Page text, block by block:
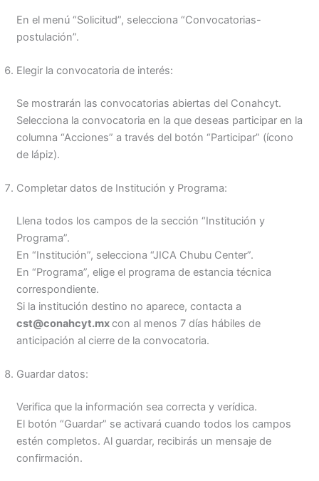
En el menú “Solicitud”, selecciona “Convocatorias-
postulación”.
Elegir la convocatoria de interés:
Se mostrarán las convocatorias abiertas del Conahcyt.
Selecciona la convocatoria en la que deseas participar en la
columna “Acciones” a través del botón “Participar” (ícono
de lápiz).
Completar datos de Institución y Programa:
Llena todos los campos de la sección “Institución y
Programa”.
En “Institución”, selecciona “JICA Chubu Center”.
En “Programa”, elige el programa de estancia técnica
correspondiente.
Si la institución destino no aparece, contacta a
cst@conahcyt.mxcon al menos 7 días hábiles de
anticipación al cierre de la convocatoria.
Guardar datos:
Verifica que la información sea correcta y verídica.
El botón “Guardar” se activará cuando todos los campos
estén completos. Al guardar, recibirás un mensaje de
confirmación.